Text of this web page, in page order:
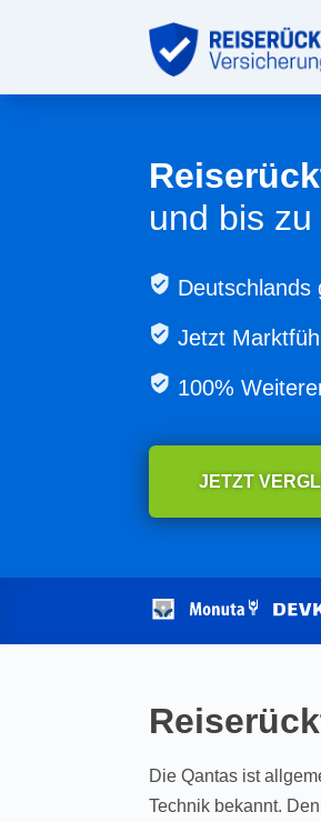
und bis
Deutschlands
Jetzt
100%
JETZT
Die Qantas ist
Technik bekannt.